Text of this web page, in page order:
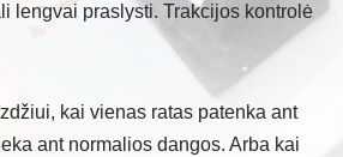
lengvai praslysti. Trakcijos kontrolė
kai vienas ratas patenka ant
ant normalios dangos. Arba kai